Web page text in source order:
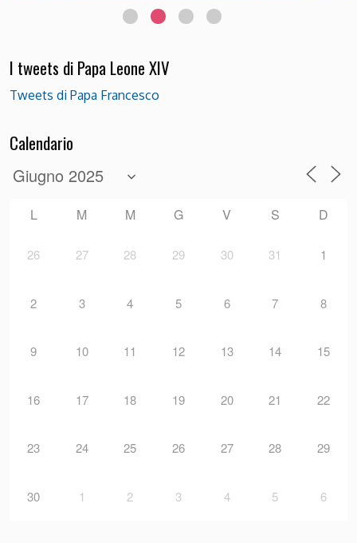
I tweets di Papa Leone XIV
Tweets di Papa Francesco
Calendario
L M M G V S D
26 27 28 29 30 31 1
2 3 4 5 6 7 8
9 10 11 12 13 14 15
16 17 18 19 20 21 22
23 24 25 26 27 28 29
30 1 2 3 4 5 6